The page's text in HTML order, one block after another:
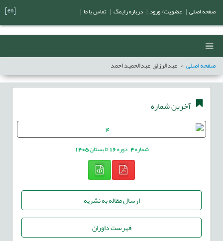
صفحه اصلی عبدالرزاق عبدالحمید احمد
آخرین شماره
شماره4 دوره16تابستان1405
ارسال مقاله به نشریه
فهرست داوران
صفحه اصلی عضویت/ ورود درباره رایمگ تماس با ما